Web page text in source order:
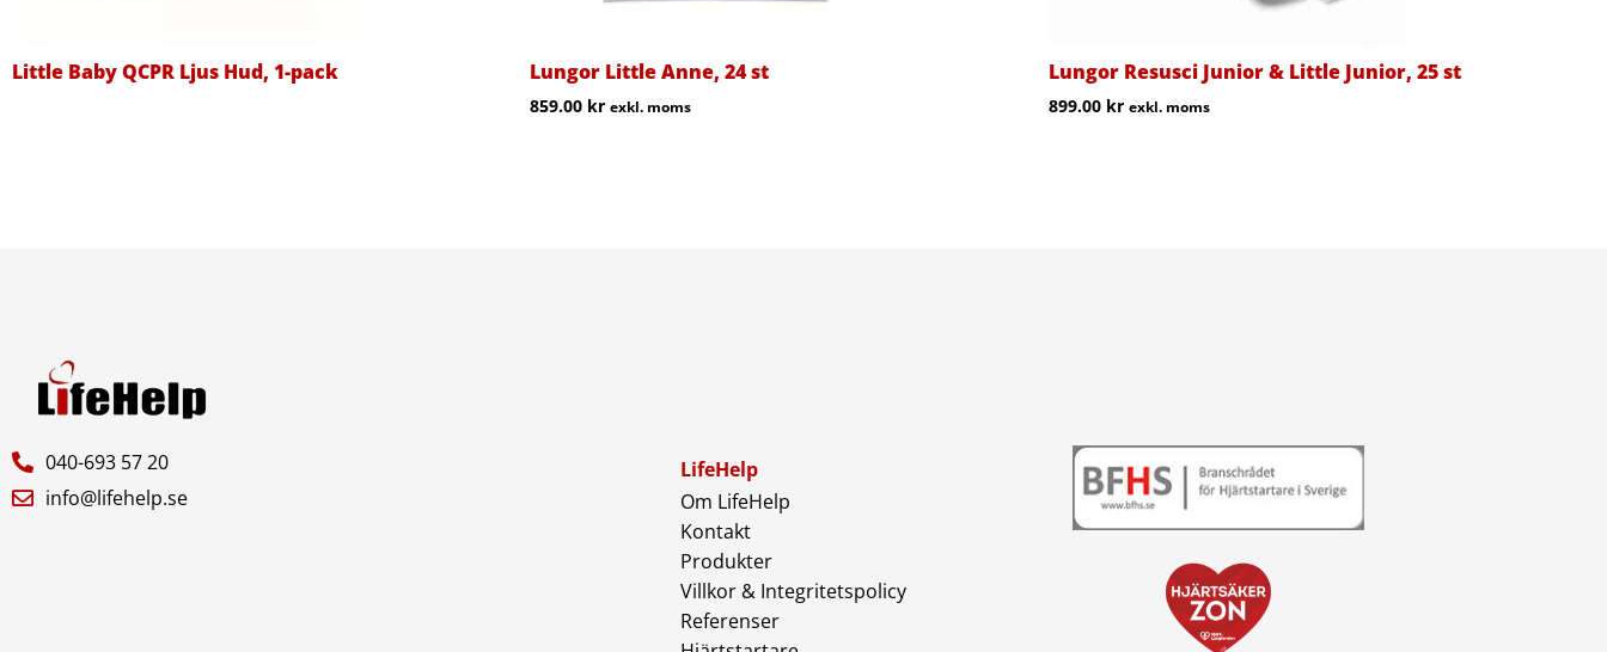
Little Baby QCPR Ljus Hud, 1-pack Lungor Little Anne, 24 st
859.00 kr exkl. moms
Lungor Resusci Junior & Little Junior, 25 st
899.00kr exkl. moms
040-693 57 20
info@lifehelp.se
LifeHelp
Om LifeHelp
Kontakt
Produkter
Villkor & Integritetspolicy
Referenser